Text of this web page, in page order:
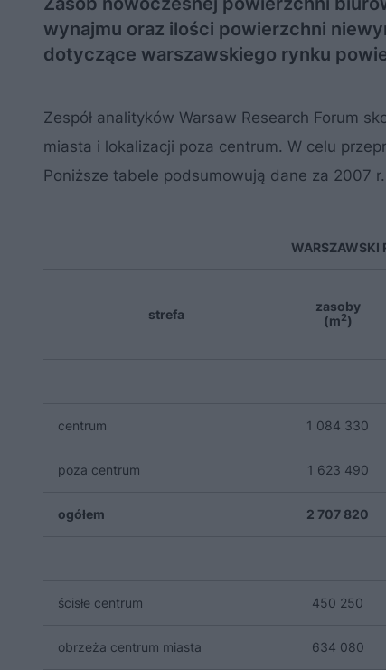
wynajmu oraz ilości powierzchni
dotyczące warszawskiego rynku
Zespół analityków Warsaw Research Forum
miasta i lokalizacji poza centrum. W celu
Poniższe tabele podsumowują dane za 2007 r.
WARSZAWSKI
strefa
zasoby
(m2)
centrum 1 084 330
poza centrum 1 623 490
ogółem 2 707 820
ścisłe centrum 450 250
obrzeża centrum miasta 634 080